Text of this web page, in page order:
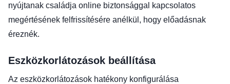
nyújtanak családja online biztonsággal kapcsolatos
megértésének felfrissítésére anélkül, hogy előadásnak
éreznék.
Eszközkorlátozások beállítása
Az eszközkorlátozások hatékony konfigurálása